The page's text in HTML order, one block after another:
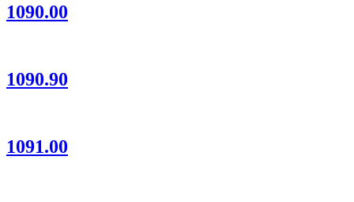
1090.00
1090.90
1091.00